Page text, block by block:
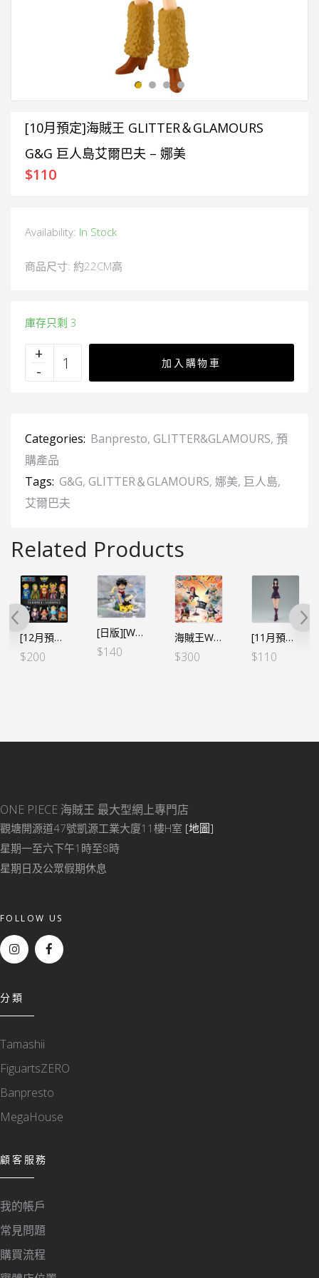
[10月預定]海賊王 GLITTER＆GLAMOURS
G&G 巨人島艾爾巴夫 – 娜美
$110
Availability: In Stock
商品尺寸: 約22CM高
庫存只剩 3
加入購物車
Categories: Banpresto, GLITTER&GLAMOURS, 預
購產品
Tags: G&G, GLITTER＆GLAMOURS, 娜美, 巨人島,
艾爾巴夫
Related Products
[12月預定]海賊王 WCF -巨人島 艾爾巴夫篇VOL.1+2 (10個SET) (行) [全數HK$570/訂金$200]
$200
[日版][WCF LOG STORIES] 海賊王 VOL.10 娜美 路飛VS阿龍
$140
海賊王WCF -巨人族王國 艾爾巴夫-（5個SET） （行）
$300
[11月預定]海賊王 GLITTER&GLAMOURS G&G – 羅賓 艾爾巴夫 (行）
$110
ONE PIECE 海賊王 最大型網上專門店
觀塘開源道47號凱源工業大廈11樓H室 [地圖]
星期一至六下午1時至8時
星期日及公眾假期休息
FOLLOW US
分類
Tamashii
FiguartsZERO
Banpresto
MegaHouse
顧客服務
我的帳戶
常見問題
購買流程